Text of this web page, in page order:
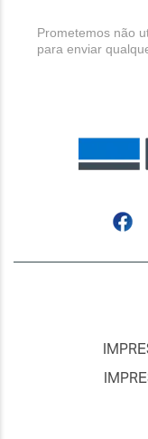
Prometemos não
para enviar